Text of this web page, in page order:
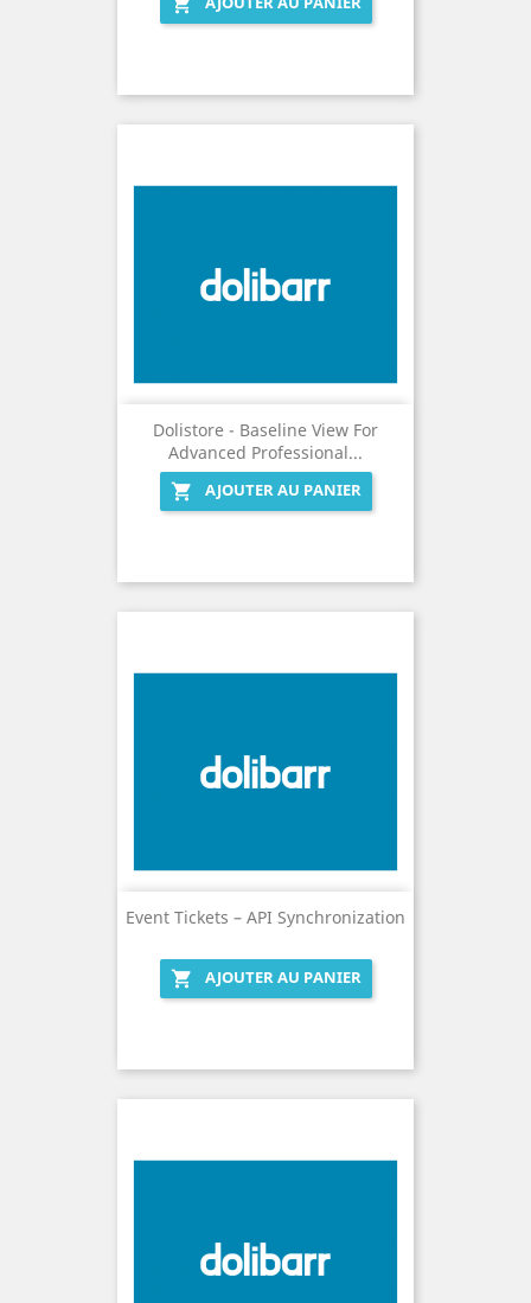
Dolistore - Baseline View For
Advanced Professional...

AJOUTER AU PANIER
Event Tickets – API Synchronization
 AJOUTER AU PANIER